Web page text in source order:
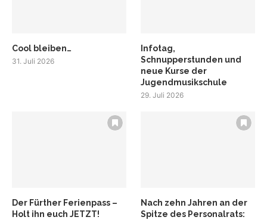
Cool bleiben…
31. Juli 2026
Infotag,
Schnupperstunden und
neue Kurse der
Jugendmusikschule
29. Juli 2026
Der Fürther Ferienpass –
Holt ihn euch JETZT!
Nach zehn Jahren an der
Spitze des Personalrats: